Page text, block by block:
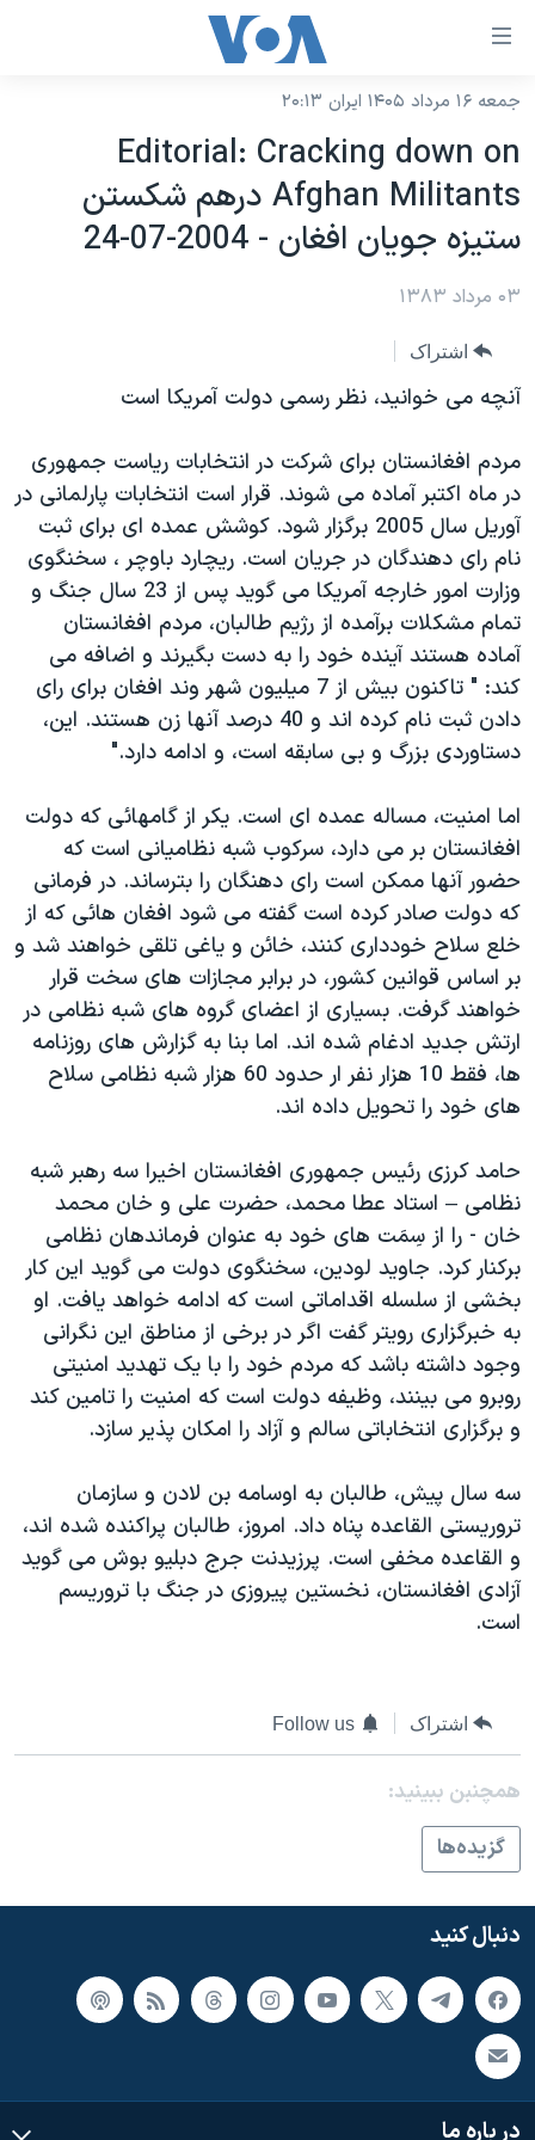
لینکهای
دسترسی
جهش
محتوای
اصلی
صفحه
جهش
جستجو
نسخه سبک وب‌سایت
موضوع ها
ایران
آمریکا
جهان
ویژه برنامه‌ها
ویدیوها
فرهنگ و زندگی
حقوق شهروندی
اقتصادی
علم و فناوری
اسرائیل در جنگ
آرشیو پخش زنده
برنامه های تلویزیونی
جدول برنامه ها
صفحه‌های ویژه
جام جهانی ۲۰۲۶
۲۵۰سالگی آمریکا
بایگانی برنامه‌های تلویزیونی
مستندها
انتخابات ریاست جمهوری آمریکا ۲۰۲۴
حمله جمهوری اسلامی به اسرائیل
رمز مهسا
ورزش زنان در ایران
مجموعه مستندهای دادخواهی
تریبونال مردمی آبان ۹۸
دادگاه حمید نوری
چهل سال گروگان‌گیری
قانون شفافیت دارائی کادر رهبری ایران
اعتراضات مردمی آبان ۹۸
اسرائیل در جنگ
نرگس محمدی برنده جایزه نوبل صلح
همایش محافظه‌کاران آمریکا «سی‌پک»
صفحه‌های ویژه
سفر پرزیدنت ترامپ به چین
فرکانس‌های صدای آمریکا
یادگیری زبان انگلیسی
دنبال کنید
زبانهای مختلف
جمعه ۱۶ مرداد ۱۴۰۵ ایران ۲۰:۱۳
Editorial: Cracking down on
Afghan Militants درهم شکستن
ستيزه جويان افغان - 2004-07-24
۰۳ مرداد ۱۳۸۳
اشتراک
آنچه می خوانيد، نظر رسمی دولت آمريکا است
مردم افغانستان برای شرکت در انتخابات رياست جمهوری
در ماه اکتبر آماده می شوند. قرار است انتخابات پارلمانی در
آوريل سال 2005 برگزار شود. کوشش عمده ای برای ثبت
نام رای دهندگان در جريان است. ريچارد باوچر ، سخنگوی
وزارت امور خارجه آمريکا می گويد پس از 23 سال جنگ و
تمام مشکلات برآمده از رژيم طالبان، مردم افغانستان
آماده هستند آينده خود را به دست بگيرند و اضافه می
کند: " تاکنون بيش از 7 ميليون شهر وند افغان برای رای
دادن ثبت نام کرده اند و 40 درصد آنها زن هستند. اين،
دستاوردی بزرگ و بی سابقه است، و ادامه دارد."
اما امنيت، مساله عمده ای است. يکر از گامهائی که دولت
افغانستان بر می دارد، سرکوب شبه نظاميانی است که
حضور آنها ممکن است رای دهنگان را بترساند. در فرمانی
که دولت صادر کرده است گفته می شود افغان هائی که از
خلع سلاح خودداری کنند، خائن و ياغی تلقی خواهند شد و
بر اساس قوانين کشور، در برابر مجازات های سخت قرار
خواهند گرفت. بسياری از اعضای گروه های شبه نظامی در
ارتش جديد ادغام شده اند. اما بنا به گزارش های روزنامه
ها، فقط 10 هزار نفر ار حدود 60 هزار شبه نظامی سلاح
های خود را تحويل داده اند.
حامد کرزی رئيس جمهوری افغانستان اخيرا سه رهبر شبه
نظامی – استاد عطا محمد، حضرت علی و خان محمد
خان - را از سِمَت های خود به عنوان فرماندهان نظامی
برکنار کرد. جاويد لودين، سخنگوی دولت می گويد اين کار
بخشی از سلسله اقداماتی است که ادامه خواهد يافت. او
به خبرگزاری رويتر گفت اگر در برخی از مناطق اين نگرانی
وجود داشته باشد که مردم خود را با يک تهديد امنيتی
روبرو می بينند، وظيفه دولت است که امنيت را تامين کند
و برگزاری انتخاباتی سالم و آزاد را امکان پذير سازد.
سه سال پيش، طالبان به اوسامه بن لادن و سازمان
تروريستی القاعده پناه داد. امروز، طالبان پراکنده شده اند،
و القاعده مخفی است. پرزيدنت جرج دبليو بوش می گويد
آزادی افغانستان، نخستين پيروزی در جنگ با تروريسم
است.
اشتراک Follow us
همچنبن ببینید:
گزيده‌ها
دنبال کنید
در باره ما